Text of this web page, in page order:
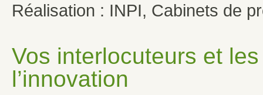
Réalisation : INPI, Cabinets de
Vos interlocuteurs et
l’innovation